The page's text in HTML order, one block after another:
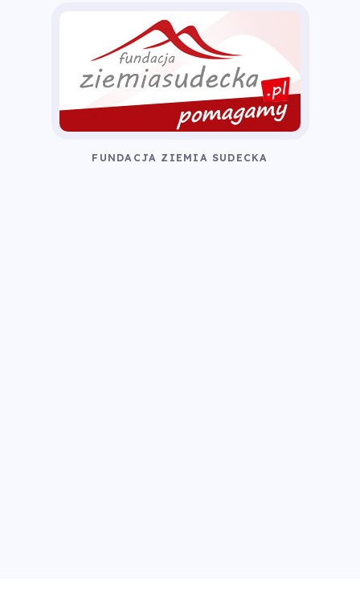
FUNDACJA ZIEMIA SUDECKA